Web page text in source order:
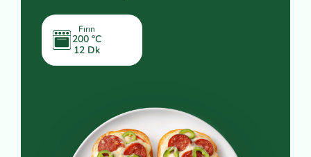
Fırın
200 °C
12 Dk